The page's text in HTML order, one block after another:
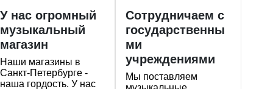
У нас огромный
музыкальный
магазин
Наши магазины в
Санкт-Петербурге -
наша гордость. У нас
Сотрудничаем с
государственны
ми
учреждениями
Мы поставляем